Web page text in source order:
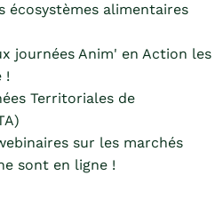
écosystèmes alimentaires
journées Anim' en Action les
!
Territoriales de
sur les marchés
sont en ligne !